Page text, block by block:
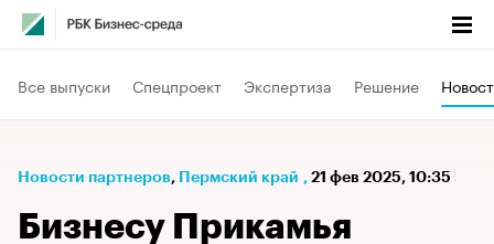
Все выпуски Спецпроект Экспертиза Решение
Новости партнеров⁠, Пермский край , 21 фев 2025, 10:35
Бизнесу Прикамья